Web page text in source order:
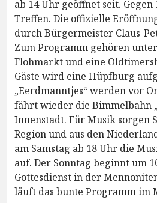
ab 14 Uhr geöffnet seit.
Treffen. Die offizielle
durch Bürgermeister Claus-
Zum Programm gehören
Flohmarkt und eine
Gäste wird eine Hüpfburg
„Eerdmanntjes“ werden vor
fährt wieder die Bimmelbahn
Innenstadt. Für Musik sorgen
Region und aus den
am Samstag ab 18 Uhr die
auf. Der Sonntag beginnt um
Gottesdienst in der
läuft das bunte Programm im